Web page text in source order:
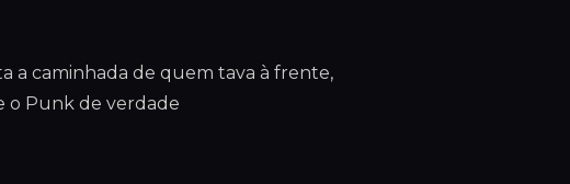
a caminhada de quem tava à frente,
o Punk de verdade